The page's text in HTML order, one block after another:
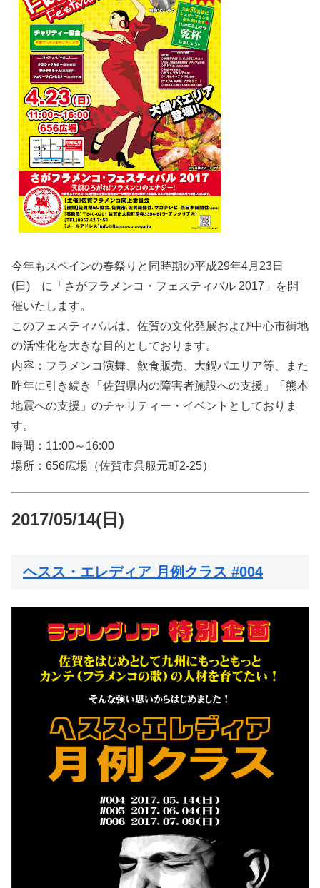
今年もスペインの春祭りと同時期の平成29年4月23日
(日) に「さがフラメンコ・フェスティバル 2017」を開
催いたします。
このフェスティバルは、佐賀の文化発展および中心市街地
の活性化を大きな目的としております。
内容：フラメンコ演舞、飲食販売、大鍋パエリア等、また
昨年に引き続き「佐賀県内の障害者施設への支援」「熊本
地震への支援」のチャリティー・イベントとしておりま
す。
時間：11:00～16:00
場所：656広場（佐賀市呉服元町2-25）
2017/05/14(日)
ヘスス・エレディア 月例クラス #004